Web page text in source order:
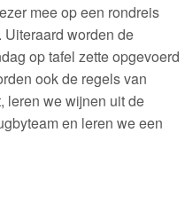
mee op een rondreis
worden de
op tafel zette opgevoerd
ook de regels van
leren we wijnen uit de
en leren we een